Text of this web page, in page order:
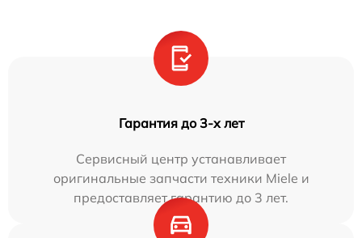
Гарантия до 3-х лет
Сервисный центр устанавливает
оригинальные запчасти техники Miele и
предоставляет гарантию до 3 лет.